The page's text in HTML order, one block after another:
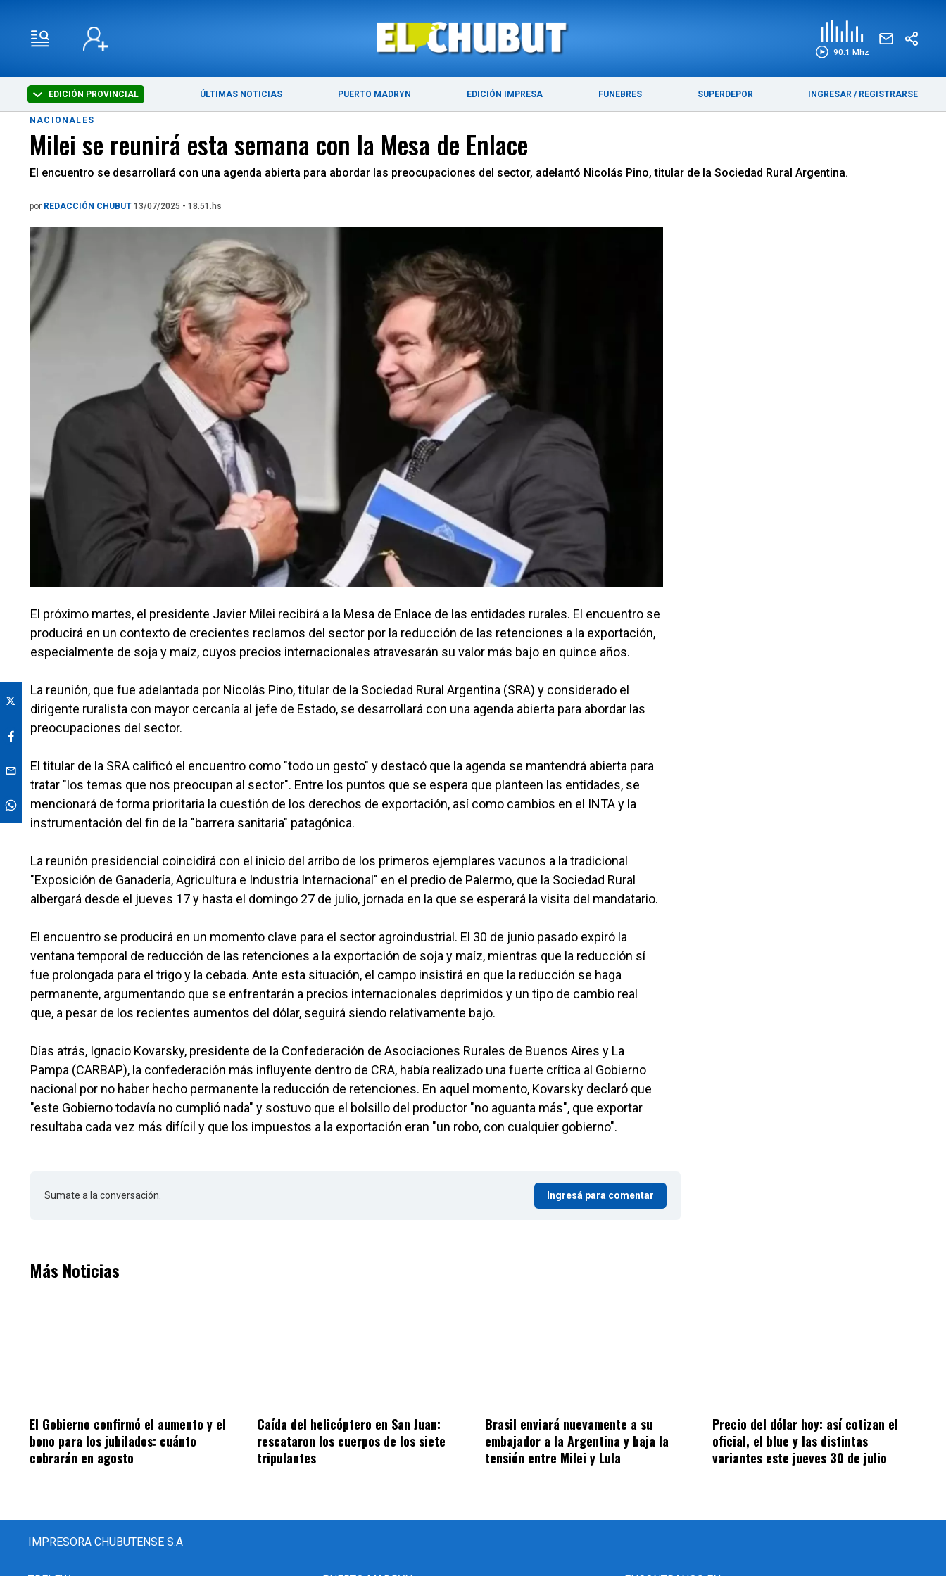
90.1 Mhz
EDICIÓN PROVINCIAL ÚLTIMAS NOTICIAS PUERTO MADRYN EDICIÓN IMPRESA FUNEBRES SUPERDEPOR INGRESAR / REGISTRARSE
ÚLTIMAS NOTICIAS PUERTO MADRYN
NACIONALES
Milei se reunirá esta semana con la Mesa de Enlace
El encuentro se desarrollará con una agenda abierta para abordar las preocupaciones del sector, adelantó Nicolás Pino, titular de la Sociedad Rural Argentina.
por REDACCIÓN CHUBUT 13/07/2025 - 18.51.hs
El próximo martes, el presidente Javier Milei recibirá a la Mesa de Enlace de las entidades rurales. El encuentro se
producirá en un contexto de crecientes reclamos del sector por la reducción de las retenciones a la exportación,
especialmente de soja y maíz, cuyos precios internacionales atravesarán su valor más bajo en quince años.
La reunión, que fue adelantada por Nicolás Pino, titular de la Sociedad Rural Argentina (SRA) y considerado el
dirigente ruralista con mayor cercanía al jefe de Estado, se desarrollará con una agenda abierta para abordar las
preocupaciones del sector.
El titular de la SRA calificó el encuentro como "todo un gesto" y destacó que la agenda se mantendrá abierta para
tratar "los temas que nos preocupan al sector". Entre los puntos que se espera que planteen las entidades, se
mencionará de forma prioritaria la cuestión de los derechos de exportación, así como cambios en el INTA y la
instrumentación del fin de la "barrera sanitaria" patagónica.
La reunión presidencial coincidirá con el inicio del arribo de los primeros ejemplares vacunos a la tradicional
"Exposición de Ganadería, Agricultura e Industria Internacional" en el predio de Palermo, que la Sociedad Rural
albergará desde el jueves 17 y hasta el domingo 27 de julio, jornada en la que se esperará la visita del mandatario.
El encuentro se producirá en un momento clave para el sector agroindustrial. El 30 de junio pasado expiró la
ventana temporal de reducción de las retenciones a la exportación de soja y maíz, mientras que la reducción sí
fue prolongada para el trigo y la cebada. Ante esta situación, el campo insistirá en que la reducción se haga
permanente, argumentando que se enfrentarán a precios internacionales deprimidos y un tipo de cambio real
que, a pesar de los recientes aumentos del dólar, seguirá siendo relativamente bajo.
Días atrás, Ignacio Kovarsky, presidente de la Confederación de Asociaciones Rurales de Buenos Aires y La
Pampa (CARBAP), la confederación más influyente dentro de CRA, había realizado una fuerte crítica al Gobierno
nacional por no haber hecho permanente la reducción de retenciones. En aquel momento, Kovarsky declaró que
"este Gobierno todavía no cumplió nada" y sostuvo que el bolsillo del productor "no aguanta más", que exportar
resultaba cada vez más difícil y que los impuestos a la exportación eran "un robo, con cualquier gobierno".
Sumate a la conversación. Ingresá para comentar
Más Noticias
El Gobierno confirmó el aumento y el
bono para los jubilados: cuánto
cobrarán en agosto
Caída del helicóptero en San Juan:
rescataron los cuerpos de los siete
tripulantes
Brasil enviará nuevamente a su
embajador a la Argentina y baja la
tensión entre Milei y Lula
Precio del dólar hoy: así cotizan el
oficial, el blue y las distintas
variantes este jueves 30 de julio
IMPRESORA CHUBUTENSE S.A